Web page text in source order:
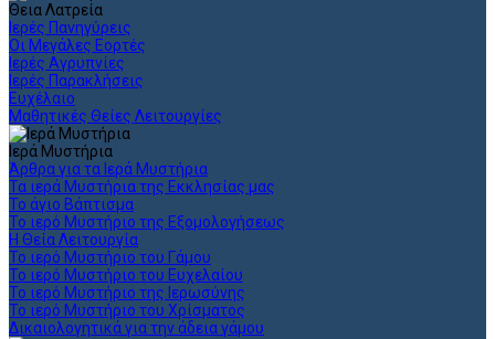
Θεια Λατρεία
Ιερές Πανηγύρεις
Οι Μεγάλες Εορτές
Ιερές Αγρυπνίες
Ιερές Παρακλήσεις
Ευχέλαιο
Μαθητικές Θείες Λειτουργίες
Ιερά Μυστήρια
Άρθρα για τα Ιερά Μυστήρια
Τα ιερά Μυστήρια της Εκκλησίας μας
Το άγιο Βάπτισμα
Το ιερό Μυστήριο της Εξομολογήσεως
Η Θεία Λειτουργία
Το ιερό Μυστήριο του Γάμου
Το ιερό Μυστήριο του Ευχελαίου
Το ιερό Μυστήριο της Ιερωσύνης
Το ιερό Μυστήριο του Χρίσματος
Δικαιολογητικά για την άδεια γάμου